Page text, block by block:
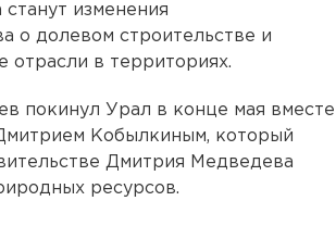
станут изменения
о долевом строительстве и
отрасли в территориях.
покинул Урал в конце мая вместе
Кобылкиным, который
Дмитрия Медведева
ресурсов.